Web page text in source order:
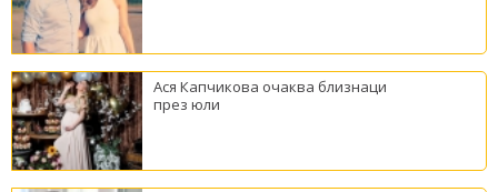
Ася Капчикова очаква близнаци
през юли